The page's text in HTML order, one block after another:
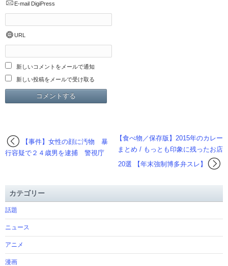
E-mail DigiPress
URL
新しいコメントをメールで通知
新しい投稿をメールで受け取る
【食べ物／保存版】2015年のカレー
まとめ / もっとも印象に残ったお店
20選 【年末強制博多弁スレ】
【事件】女性の顔に汚物 暴
行容疑で２４歳男を逮捕 警視庁
カテゴリー
話題
ニュース
アニメ
漫画